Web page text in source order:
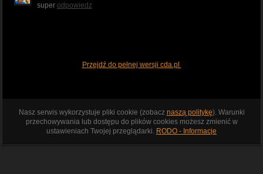
super odpowiedz
Przejdź do pełnej wersji cda.pl
Nasz serwis wykorzystuje pliki cookie (zobacz naszą politykę). Warunki
przechowywania lub dostępu do plików cookies możesz zmienić w
ustawieniach Twojej przeglądarki. RODO - Informacje